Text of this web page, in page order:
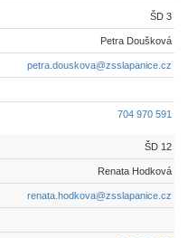
ŠD 3
Petra Doušková
petra.douskova@zsslapanice.cz
704 970 591
ŠD 12
Renata Hodková
renata.hodkova@zsslapanice.cz